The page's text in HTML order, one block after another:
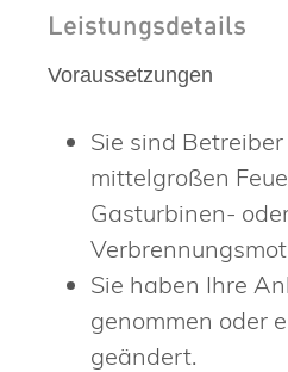
Leistungsdetails
Voraussetzungen
Sie sind
mittelgroßen
Gasturbinen-
Sie haben Ihre
genommen oder
geändert.